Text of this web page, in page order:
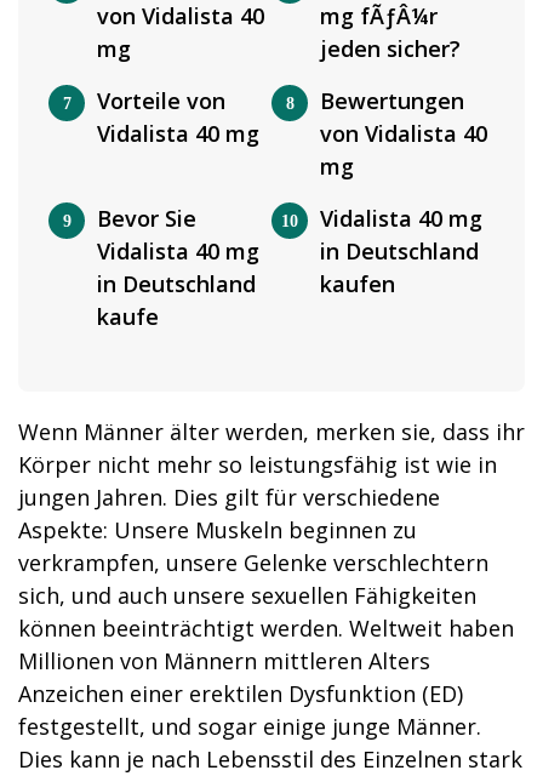
von Vidalista 40
mg
mg fÃƒÂ¼r
jeden sicher?
Vorteile von
Vidalista 40 mg
Bewertungen
von Vidalista 40
mg
Bevor Sie
Vidalista 40 mg
in Deutschland
kaufe
Vidalista 40 mg
in Deutschland
kaufen
Wenn Männer älter werden, merken sie, dass ihr
Körper nicht mehr so leistungsfähig ist wie in
jungen Jahren. Dies gilt für verschiedene
Aspekte: Unsere Muskeln beginnen zu
verkrampfen, unsere Gelenke verschlechtern
sich, und auch unsere sexuellen Fähigkeiten
können beeinträchtigt werden. Weltweit haben
Millionen von Männern mittleren Alters
Anzeichen einer erektilen Dysfunktion (ED)
festgestellt, und sogar einige junge Männer.
Dies kann je nach Lebensstil des Einzelnen stark